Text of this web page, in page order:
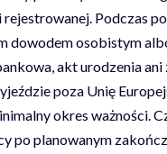
Podczas
dowodem osobistym
akt urodzenia
poza Unię
okres ważności.
po planowanym